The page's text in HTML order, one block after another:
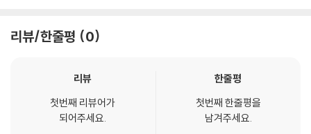
대역 삼국지는 독자들의 영어 실력을 책임지면서도 고전에서 찾을 수 있는
이 책은 독자들이 영문과 한글을 비교하여 읽을 수 있도록 영문의 뜻을 제
리뷰/한줄평 0
리뷰
첫번째 리뷰어가
되어주세요.
한줄평
첫번째 한줄평을
남겨주세요.